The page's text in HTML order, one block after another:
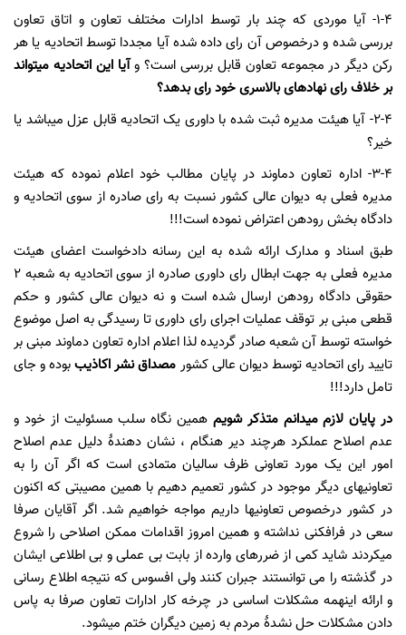
1-4- آیا موردی که چند بار توسط ادارات مختلف تعاون و اتاق تعاون
بررسی شده و درخصوص آن رای داده شده آیا مجددا توسط اتحادیه یا هر
رکن دیگر در مجموعه تعاون قابل بررسی است؟ وآیا این اتحادیه می­تواند
بر خلاف رای نهادهای بالاسری خود رای بدهد؟
2-4- آیا هیئت مدیره ثبت شده با داوری یک اتحادیه قابل عزل می­باشد یا
خیر؟
3-4- اداره تعاون دماوند در پایان مطالب خود اعلام نموده که هیئت
مدیره فعلی به دیوان عالی کشور نسبت به رای صادره از سوی اتحادیه و
دادگاه بخش رودهن اعتراض نموده است!!!
طبق اسناد و مدارک ارائه شده به این رسانه دادخواست اعضای هیئت
مدیره فعلی به جهت ابطال رای داوری صادره از سوی اتحادیه به شعبه 2
حقوقی دادگاه رودهن ارسال شده است و نه دیوان عالی کشور و حکم
قطعی مبنی بر توقف عملیات اجرای رای داوری تا رسیدگی به اصل موضوع
خواسته توسط آن شعبه صادر گردیده لذا اعلام اداره تعاون دماوند مبنی بر
تایید رای اتحادیه توسط دیوان عالی کشور مصداق نشر اکاذیببوده و جای
تامل دارد!!!
در پایان لازم می­دانم متذکر شویم همین نگاه سلب مسئولیت از خود و
عدم اصلاح عملکرد هرچند دیر هنگام ، نشان دهندۀ دلیل عدم اصلاح
امور این یک مورد تعاونی ظرف سالیان متمادی است که اگر آن را به
تعاونیهای دیگر موجود در کشور تعمیم دهیم با همین مصیبتی که اکنون
در کشور درخصوص تعاونیها داریم مواجه خواهیم شد. اگر آقایان صرفا
سعی در فرافکنی نداشته و همین امروز اقدامات ممکن اصلاحی را شروع
می­کردند شاید کمی از ضررهای وارده از بابت بی عملی و بی اطلاعی ایشان
در گذشته را می توانستند جبران کنند ولی افسوس که نتیجه اطلاع رسانی
و ارائه اینهمه مشکلات اساسی در چرخه کار ادارات تعاون صرفا به پاس
دادن مشکلات حل نشدۀ مردم به زمین دیگران ختم می­شود.